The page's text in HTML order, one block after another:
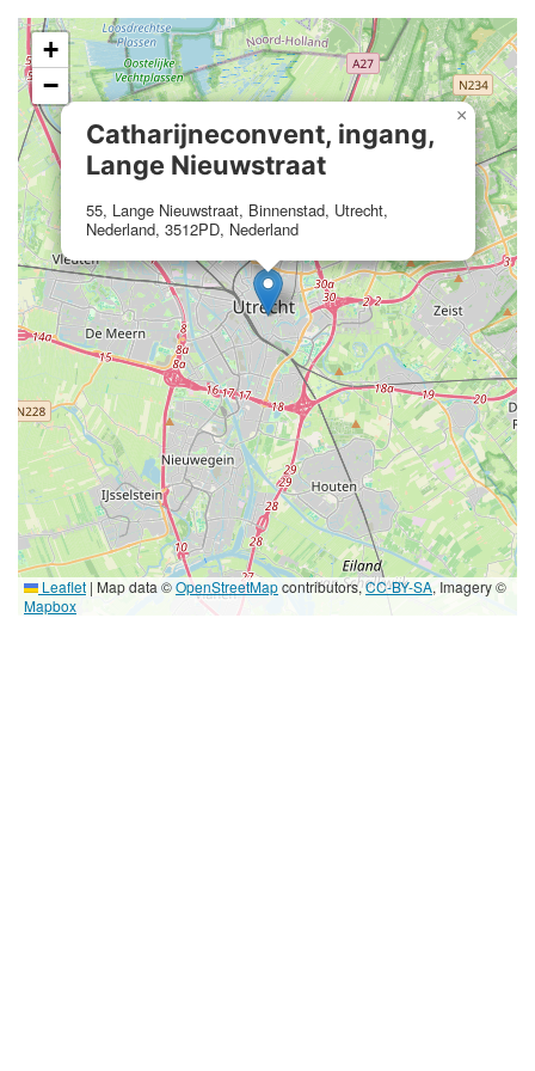
Catharijneconvent, ingang,
Lange Nieuwstraat
55, Lange Nieuwstraat, Binnenstad, Utrecht,
Nederland, 3512PD, Nederland
×
+
−
Leaflet | Map data ©OpenStreetMapcontributors,CC-BY-SA, Imagery ©
Mapbox